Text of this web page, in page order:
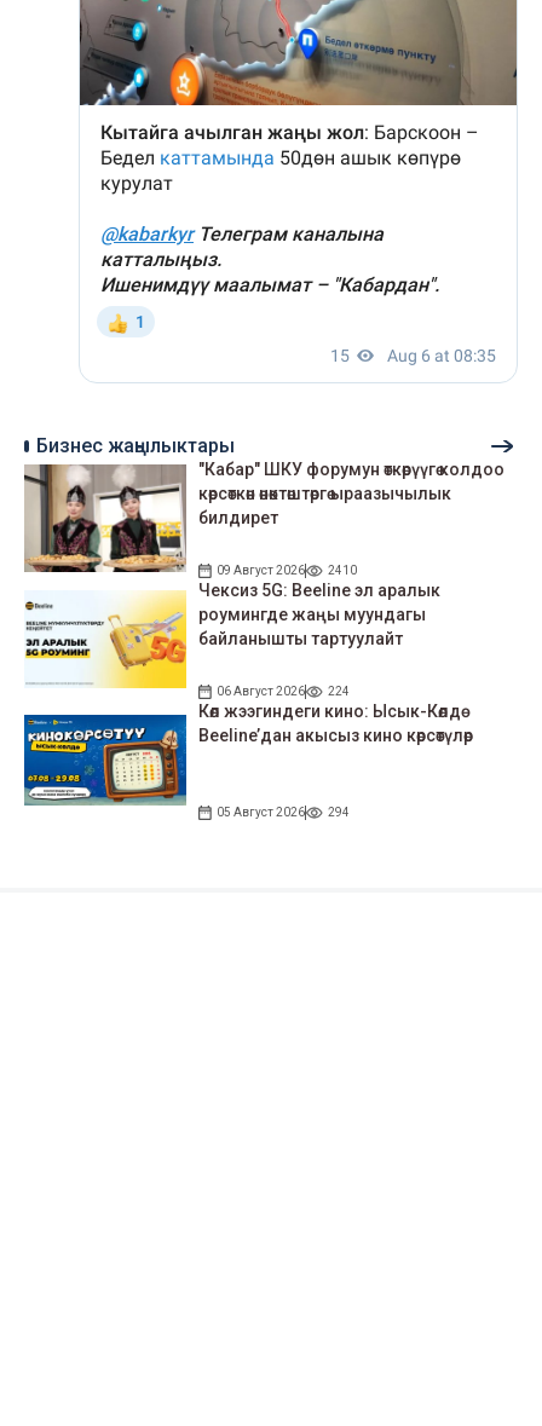
Бизнес жаңылыктары
"Кабар" ШКУ форумун өткөрүүгө колдоо
көрсөткөн өнөктөштөргө ыраазычылык
билдирет
09 Август 2026 2410
Чексиз 5G: Beeline эл аралык
роумингде жаңы муундагы
байланышты тартуулайт
06 Август 2026 224
Көл жээгиндеги кино: Ысык-Көлдө
Beeline’дан акысыз кино көрсөтүлөр
05 Август 2026 294